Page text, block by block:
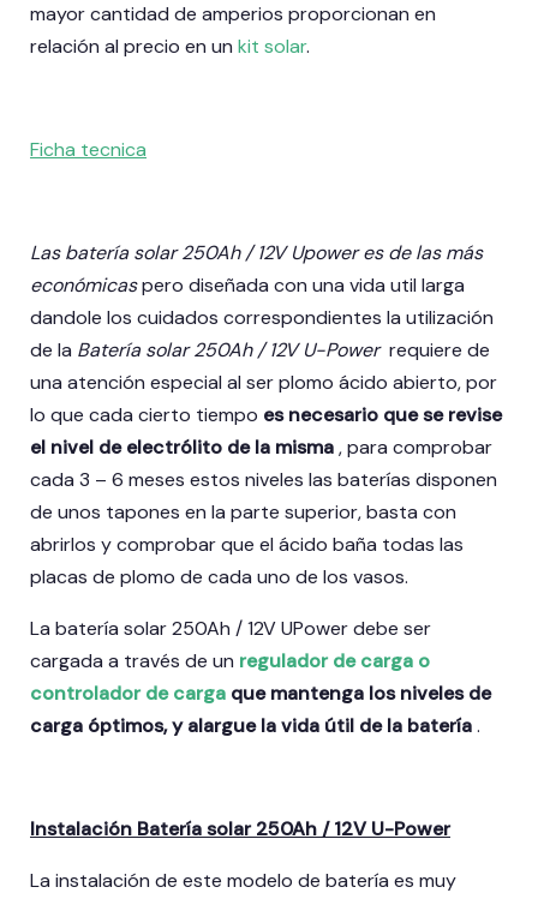
mayor cantidad de amperios proporcionan en
relación al precio en un kit solar.
Ficha tecnica
Las batería solar 250Ah / 12V Upower es de las más
económicaspero diseñada con una vida util larga
dandole los cuidados correspondientes la utilización
de la Batería solar 250Ah / 12V U-Power requiere de
una atención especial al ser plomo ácido abierto, por
lo que cada cierto tiempo es necesario que se revise
el nivel de electrólito de la misma, para comprobar
cada 3 – 6 meses estos niveles las baterías disponen
de unos tapones en la parte superior, basta con
abrirlos y comprobar que el ácido baña todas las
placas de plomo de cada uno de los vasos.
La batería solar 250Ah / 12V UPower debe ser
cargada a través de un regulador de carga o
controlador de carga que mantenga los niveles de
carga óptimos, y alargue la vida útil de la batería.
Instalación Batería solar 250Ah / 12V U-Power
La instalación de este modelo de batería es muy